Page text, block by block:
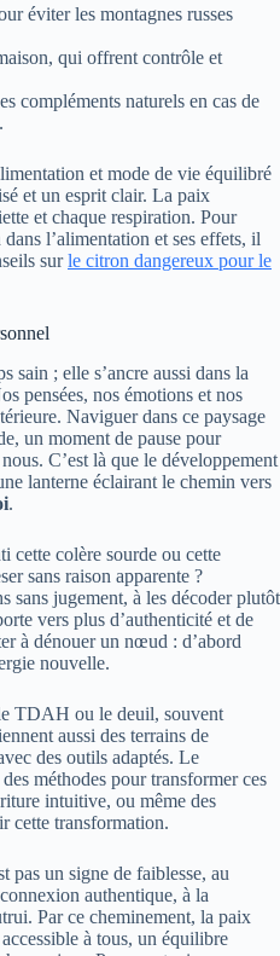
éviter les montagnes russes
qui offrent contrôle et
compléments naturels en cas de
et mode de vie équilibré
et un esprit clair. La paix
et chaque respiration. Pour
l’alimentation et ses effets, il
surle citron dangereux pour le
sain ; elle s’ancre aussi dans la
pensées, nos émotions et nos
Naviguer dans ce paysage
un moment de pause pour
C’est là que le développement
lanterne éclairant le chemin vers
.
cette colère sourde ou cette
sans raison apparente ?
sans jugement, à les décoder plutôt
vers plus d’authenticité et de
à dénouer un nœud : d’abord
nouvelle.
TDAH ou le deuil, souvent
aussi des terrains de
des outils adaptés. Le
méthodes pour transformer ces
intuitive, ou même des
cette transformation.
pas un signe de faiblesse, au
authentique, à la
Par ce cheminement, la paix
à tous, un équilibre